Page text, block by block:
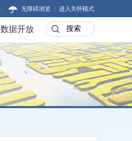
无障碍浏览 进入关怀模式
数据开放